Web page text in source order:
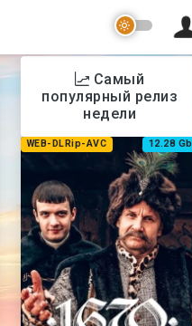
Самый
популярный релиз
недели
WEB-DLRip-AVC 12.28 Gb